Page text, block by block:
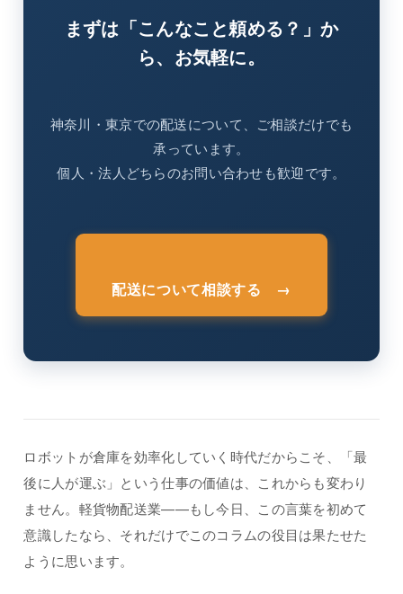
まずは「こんなこと頼める？」か
ら、お気軽に。
神奈川・東京での配送について、ご相談だけでも
承っています。
個人・法人どちらのお問い合わせも歓迎です。
配送について相談する →
ロボットが倉庫を効率化していく時代だからこそ、「最
後に人が運ぶ」という仕事の価値は、これからも変わり
ません。軽貨物配送業——もし今日、この言葉を初めて
意識したなら、それだけでこのコラムの役目は果たせた
ように思います。